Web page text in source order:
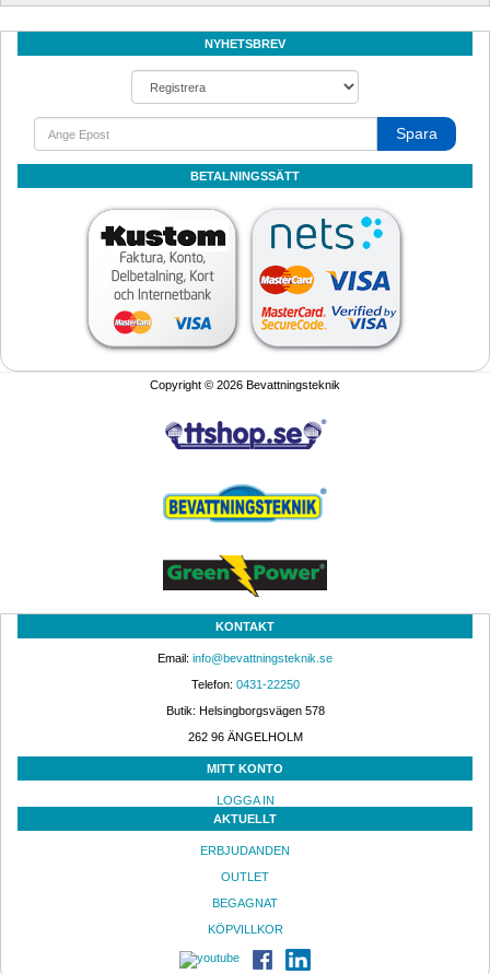
NYHETSBREV
Spara
BETALNINGSSÄTT
Copyright © 2026 Bevattningsteknik
KONTAKT
Email: info@bevattningsteknik.se
Telefon: 0431-22250
Butik: Helsingborgsvägen 578
262 96 ÄNGELHOLM
MITT KONTO
LOGGA IN
AKTUELLT
ERBJUDANDEN
OUTLET
BEGAGNAT
KÖPVILLKOR